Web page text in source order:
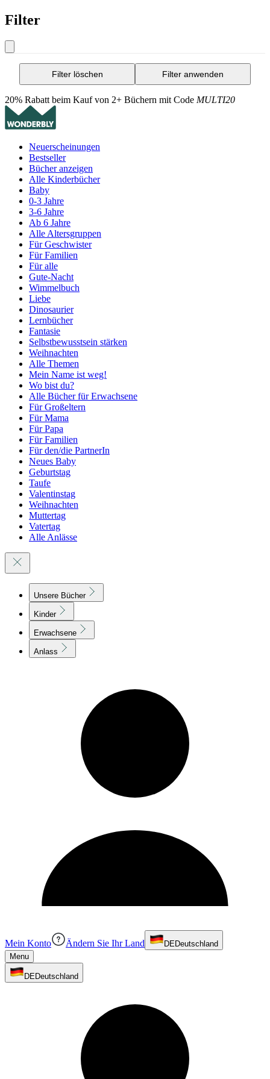
Filter
Filter löschen Filter anwenden
20% Rabatt beim Kauf von 2+ Büchern mit Code MULTI20
Neuerscheinungen
Bestseller
Bücher anzeigen
Alle Kinderbücher
Baby
0-3 Jahre
3-6 Jahre
Ab 6 Jahre
Alle Altersgruppen
Für Geschwister
Für Familien
Für alle
Gute-Nacht
Wimmelbuch
Liebe
Dinosaurier
Lernbücher
Fantasie
Selbstbewusstsein stärken
Weihnachten
Alle Themen
Mein Name ist weg!
Wo bist du?
Alle Bücher für Erwachsene
Für Großeltern
Für Mama
Für Papa
Für Familien
Für den/die PartnerIn
Neues Baby
Geburtstag
Taufe
Valentinstag
Weihnachten
Muttertag
Vatertag
Alle Anlässe
Unsere Bücher
Kinder
Erwachsene
Anlass
Mein Konto Ändern Sie Ihr Land DE Deutschland
Menu
DE Deutschland